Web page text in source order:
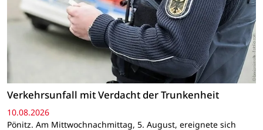
Verkehrsunfall mit Verdacht der Trunkenheit
10.08.2026
Pönitz. Am Mittwochnachmittag, 5. August, ereignete sich